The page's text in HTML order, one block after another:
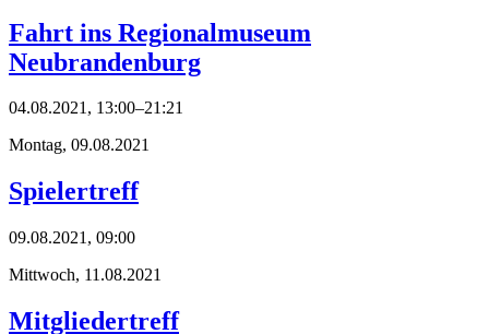
Fahrt ins Regionalmuseum
Neubrandenburg
04.08.2021, 13:00–21:21
Montag, 09.08.2021
Spielertreff
09.08.2021, 09:00
Mittwoch, 11.08.2021
Mitgliedertreff